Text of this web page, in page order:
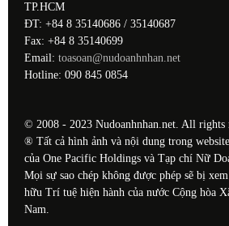
TP.HCM
ĐT: +84 8 35140686 / 35140687
Fax: +84 8 35140699
Email: toasoan@nudoanhnhan.net
Hotline: 090 845 0854
© 2008 - 2023 Nudoanhnhan.net. All rights
® Tất cả hình ảnh và nội dung trong
của One Pacific Holdings và Tạp chí Nữ
Mọi sự sao chép không được phép sẽ bị
hữu Trí tuệ hiện hành của nước Cộng hòa
Nam.